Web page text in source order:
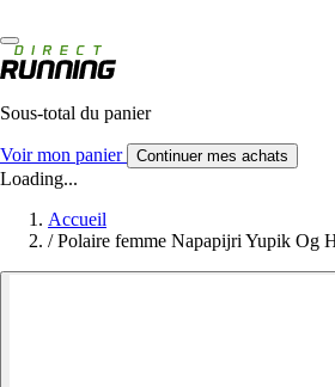
Sous-total du panier
Voir mon panier Continuer mes achats
Loading...
Accueil
/ Polaire femme Napapijri Yupik Og